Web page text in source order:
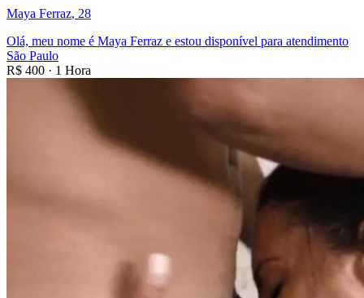
Maya Ferraz, 28
Olá, meu nome é Maya Ferraz e estou disponível para atendimento
São Paulo
R$ 400 · 1 Hora